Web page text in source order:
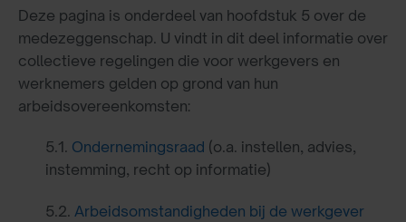
Deze pagina is onderdeel van hoofdstuk 5 over de
medezeggenschap. U vindt in dit deel informatie over
collectieve regelingen die voor werkgevers en
werknemers gelden op grond van hun
arbeidsovereenkomsten:
5.1. Ondernemingsraad (o.a. instellen, advies,
instemming, recht op informatie)
5.2. Arbeidsomstandigheden bij de werkgever